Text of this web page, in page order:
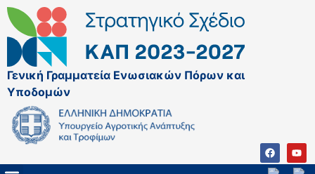
Γενική Γραμματεία Ενωσιακών Πόρων και
Υποδομών